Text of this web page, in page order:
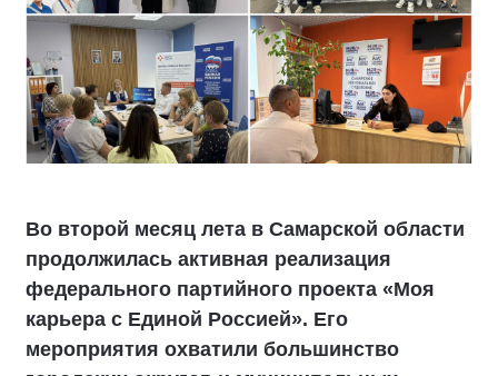
Во второй месяц лета в Самарской области
продолжилась активная реализация
федерального партийного проекта «Моя
карьера с Единой Россией». Его
мероприятия охватили большинство